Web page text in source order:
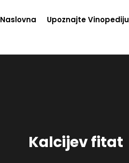
Naslovna Upoznajte Vinopediju
Kalcijev fitat